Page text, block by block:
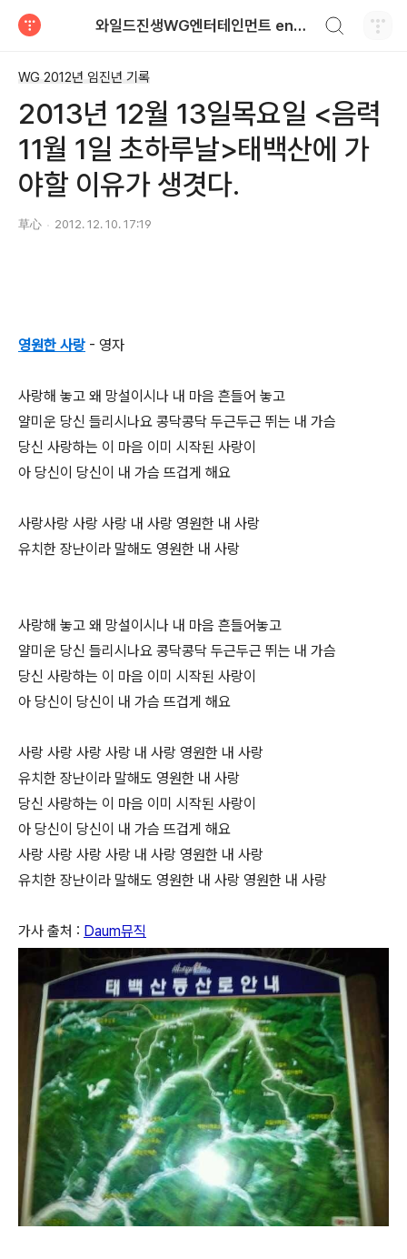
와일드진생WG엔터테인먼트 entertainment
WG 2012년 임진년 기록
2013년 12월 13일목요일 <음력
11월 1일 초하루날>태백산에 가
야할 이유가 생겻다.
草心 2012. 12. 10. 17:19
영원한 사랑 - 영자
사랑해 놓고 왜 망설이시나 내 마음 흔들어 놓고
얄미운 당신 들리시나요 콩닥콩닥 두근두근 뛰는 내 가슴
당신 사랑하는 이 마음 이미 시작된 사랑이
아 당신이 당신이 내 가슴 뜨겁게 해요
사랑사랑 사랑 사랑 내 사랑 영원한 내 사랑
유치한 장난이라 말해도 영원한 내 사랑
사랑해 놓고 왜 망설이시나 내 마음 흔들어놓고
얄미운 당신 들리시나요 콩닥콩닥 두근두근 뛰는 내 가슴
당신 사랑하는 이 마음 이미 시작된 사랑이
아 당신이 당신이 내 가슴 뜨겁게 해요
사랑 사랑 사랑 사랑 내 사랑 영원한 내 사랑
유치한 장난이라 말해도 영원한 내 사랑
당신 사랑하는 이 마음 이미 시작된 사랑이
아 당신이 당신이 내 가슴 뜨겁게 해요
사랑 사랑 사랑 사랑 내 사랑 영원한 내 사랑
유치한 장난이라 말해도 영원한 내 사랑 영원한 내 사랑
가사 출처 : Daum뮤직